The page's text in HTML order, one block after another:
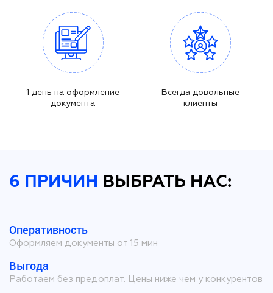
1 день на оформление
документа
Всегда довольные
клиенты
6 ПРИЧИН ВЫБРАТЬ НАС:
Оперативность
Оформляем документы от 15 мин
Выгода
Работаем без предоплат. Цены ниже чем у конкурентов